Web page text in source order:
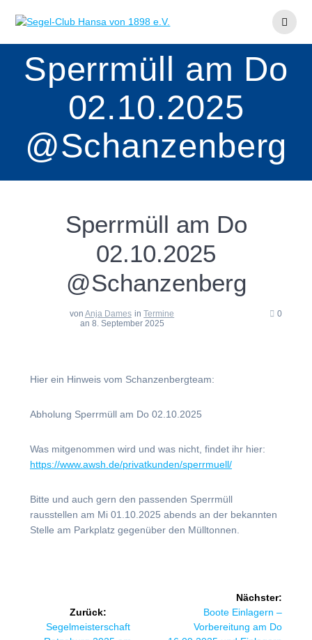
Inhalt
Sperrmüll am Do
02.10.2025
@Schanzenberg
Sperrmüll am Do
02.10.2025
@Schanzenberg
von Anja Dames inTermine
an 8. September 2025
0
Hier ein Hinweis vom Schanzenbergteam:
Abholung Sperrmüll am Do 02.10.2025
Was mitgenommen wird und was nicht, findet ihr hier:
https://www.awsh.de/privatkunden/sperrmuell/
Bitte und auch gern den passenden Sperrmüll
rausstellen am Mi 01.10.2025 abends an der bekannten
Stelle am Parkplatz gegenüber den Mülltonnen.
Zurück:
Vorheriger
Segelmeisterschaft
Nächster:
Nächster
Beitrag:
Boote Einlagern –
Vorbereitung am Do